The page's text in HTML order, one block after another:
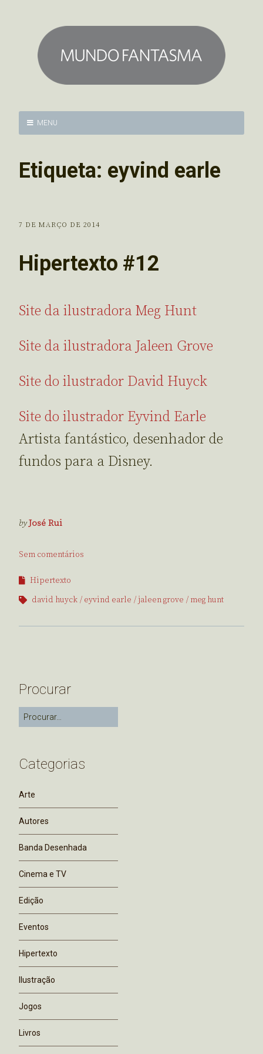
MENU
Etiqueta: eyvind earle
7 DE MARÇO DE 2014
Hipertexto #12
Site da ilustradora Meg Hunt
Site da ilustradora Jaleen Grove
Site do ilustrador David Huyck
Site do ilustrador Eyvind Earle
Artista fantástico, desenhador de
fundos para a Disney.
byJosé Rui
Sem comentários
Hipertexto
david huyck
eyvind earle jaleen grove meg hunt
Procurar
Categorias
Arte
Autores
Banda Desenhada
Cinema e TV
Edição
Eventos
Hipertexto
Ilustração
Jogos
Livros